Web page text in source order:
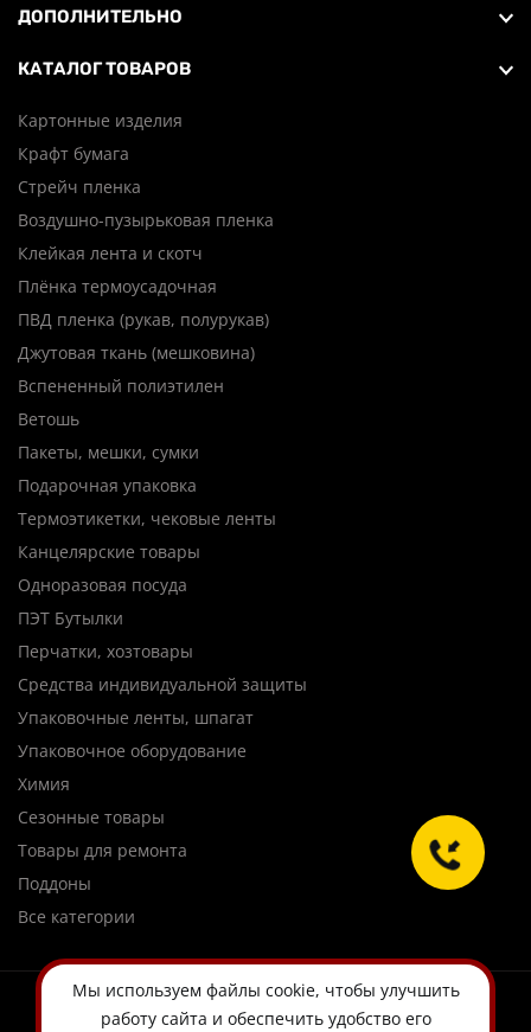
ДОПОЛНИТЕЛЬНО
КАТАЛОГ ТОВАРОВ
Картонные изделия
Крафт бумага
Стрейч пленка
Воздушно-пузырьковая пленка
Клейкая лента и скотч
Плёнка термоусадочная
ПВД пленка (рукав, полурукав)
Джутовая ткань (мешковина)
Вспененный полиэтилен
Ветошь
Пакеты, мешки, сумки
Подарочная упаковка
Термоэтикетки, чековые ленты
Канцелярские товары
Одноразовая посуда
ПЭТ Бутылки
Перчатки, хозтовары
Средства индивидуальной защиты
Упаковочные ленты, шпагат
Упаковочное оборудование
Химия
Сезонные товары
Товары для ремонта
Поддоны
Все категории
Мы используем файлы cookie, чтобы улучшить
работу сайта и обеспечить удобство его